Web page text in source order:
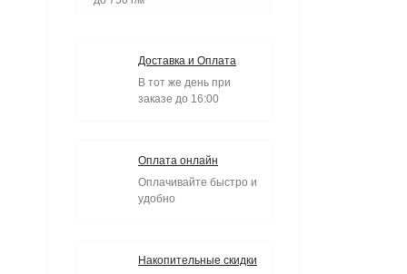
Доставка и Оплата
В тот же день при
заказе до 16:00
Оплата онлайн
Оплачивайте быстро и
удобно
Накопительные скидки